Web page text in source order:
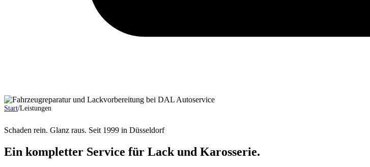
Start/Leistungen
Schaden rein. Glanz raus. Seit 1999 in Düsseldorf
Ein kompletter Service für Lack und Karosserie.